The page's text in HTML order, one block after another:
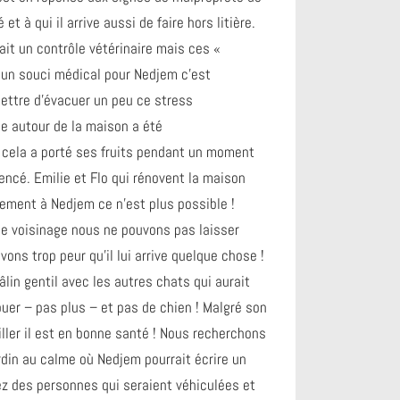
et à qui il arrive aussi de faire hors litière.
un contrôle vétérinaire mais ces «
souci médical pour Nedjem c’est
d’évacuer un peu ce stress
autour de la maison a été
a porté ses fruits pendant un moment
Emilie et Flo qui rénovent la maison
à Nedjem ce n’est plus possible !
voisinage nous ne pouvons pas laisser
trop peur qu’il lui arrive quelque chose !
gentil avec les autres chats qui aurait
– pas plus – et pas de chien ! Malgré son
il est en bonne santé ! Nous recherchons
au calme où Nedjem pourrait écrire un
des personnes qui seraient véhiculées et